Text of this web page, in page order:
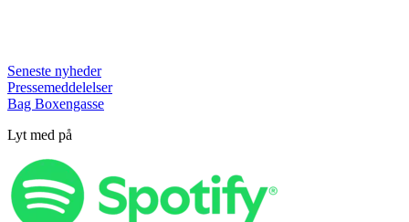
Seneste nyheder
Pressemeddelelser
Bag Boxengasse
Lyt med på